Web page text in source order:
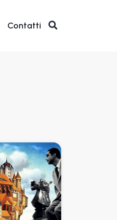
Contatti